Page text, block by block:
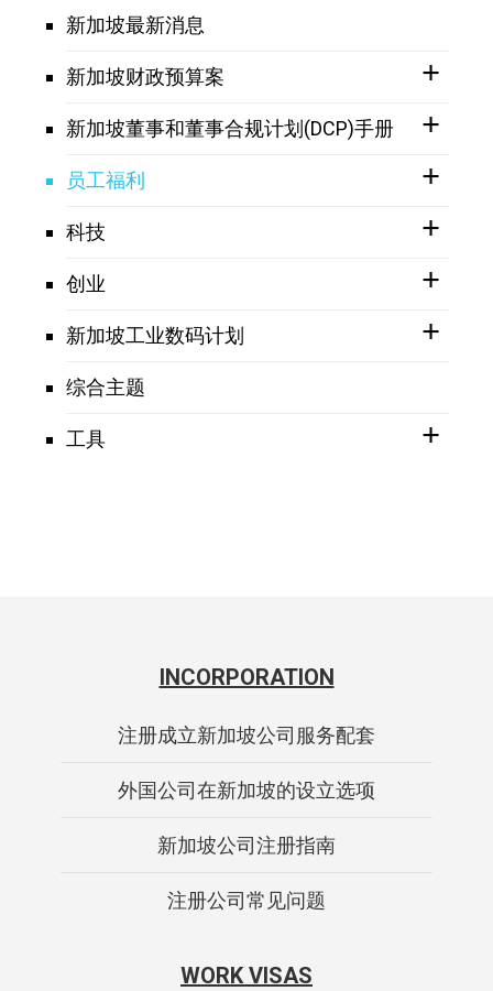
新加坡最新消息
新加坡财政预算案
新加坡董事和董事合规计划(DCP)手册
员工福利
科技
创业
新加坡工业数码计划
综合主题
工具
INCORPORATION
注册成立新加坡公司服务配套
外国公司在新加坡的设立选项
新加坡公司注册指南
注册公司常见问题
WORK VISAS